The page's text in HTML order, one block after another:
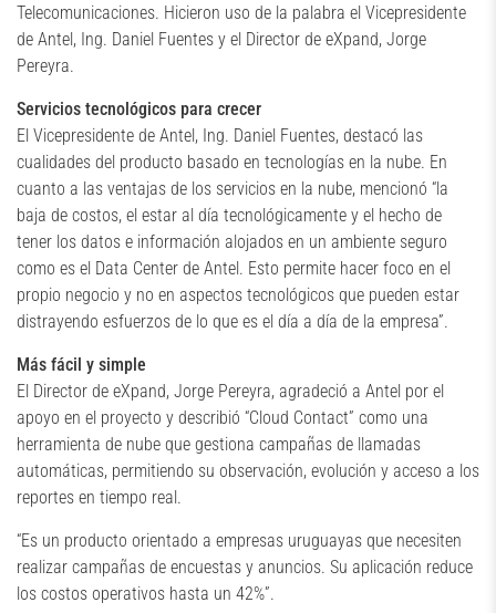
Telecomunicaciones. Hicieron uso de la palabra el Vicepresidente
de Antel, Ing. Daniel Fuentes y el Director de eXpand, Jorge
Pereyra.
Servicios tecnológicos para crecer
El Vicepresidente de Antel, Ing. Daniel Fuentes, destacó las
cualidades del producto basado en tecnologías en la nube. En
cuanto a las ventajas de los servicios en la nube, mencionó “la
baja de costos, el estar al día tecnológicamente y el hecho de
tener los datos e información alojados en un ambiente seguro
como es el Data Center de Antel. Esto permite hacer foco en el
propio negocio y no en aspectos tecnológicos que pueden estar
distrayendo esfuerzos de lo que es el día a día de la empresa”.
Más fácil y simple
El Director de eXpand, Jorge Pereyra, agradeció a Antel por el
apoyo en el proyecto y describió “Cloud Contact” como una
herramienta de nube que gestiona campañas de llamadas
automáticas, permitiendo su observación, evolución y acceso a los
reportes en tiempo real.
“Es un producto orientado a empresas uruguayas que necesiten
realizar campañas de encuestas y anuncios. Su aplicación reduce
los costos operativos hasta un 42%”.